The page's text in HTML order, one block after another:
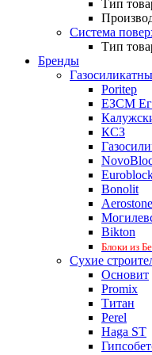
Тип
Система
Тип
Бренды
Poritep
ЕЗСМ
КСЗ
Bonolit
Bikton
Блоки из
Сухие
Основит
Promix
Титан
Perel
Haga ST